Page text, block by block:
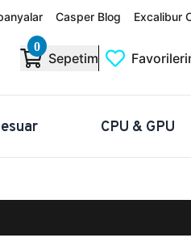
Casper Blog Excalibur
0
Sepetim
CPU & GPU